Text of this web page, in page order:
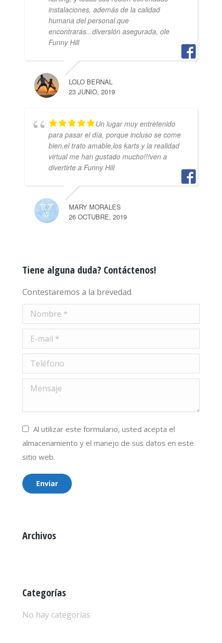
instalaciones, además de la calidad
humana del personal que
encontrarás...diversión asegurada, ole
Funny Hill
LOLO BERNAL
23 JUNIO, 2019
Un lugar muy entretenido
para pasar el día, porque incluso se come
bien,el trato amable,los karts y la realidad
virtual me han gustado mucho!!!ven a
divertirte a Funny Hill
MARY MORALES
26 OCTUBRE, 2019
Tiene alguna duda? Contáctenos!
Contestaremos a la brevedad.
Nombre *
E-mail *
Teléfono
Mensaje
Al utilizar este formulario, usted acepta el
almacenamiento y el manejo de sus datos en este
sitio web.
Enviar
Archivos
Categorías
No hay categorías